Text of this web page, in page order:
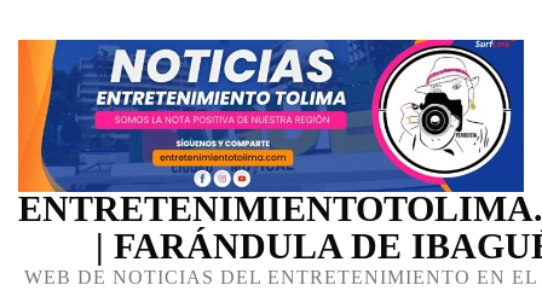
| FARÁNDULA DE
WEB DE NOTICIAS DEL ENTRETENIMIENTO EN